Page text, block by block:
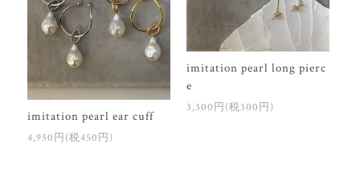
imitation pearl ear cuff
4,950円(税450円)
imitation pearl long pierc
e
3,300円(税300円)